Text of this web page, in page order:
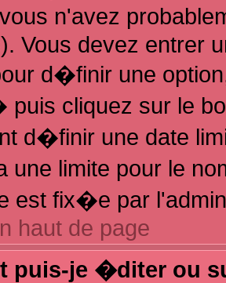
n'avez
Vous devez entrer
d�finir une
puis cliquez sur le
d�finir une date
une limite pour le
est fix�e par
haut de page
puis-je �diter ou